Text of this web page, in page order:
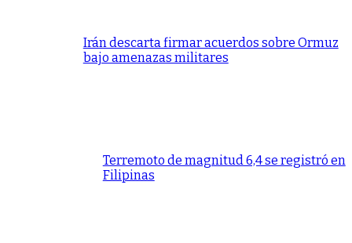
Irán descarta firmar acuerdos sobre Ormuz
bajo amenazas militares
Terremoto de magnitud 6,4 se registró en
Filipinas